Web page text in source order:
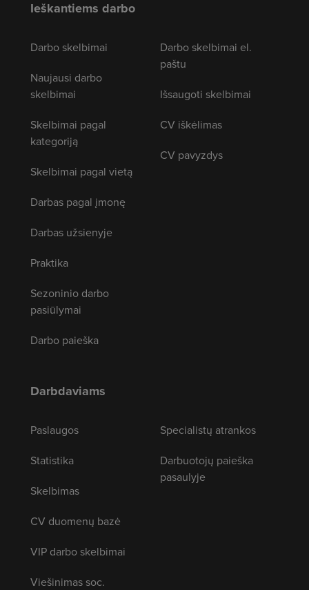
Ieškantiems darbo
Darbo skelbimai
Naujausi darbo
skelbimai
Skelbimai pagal
kategoriją
Skelbimai pagal vietą
Darbas pagal įmonę
Darbas užsienyje
Praktika
Sezoninio darbo
pasiūlymai
Darbo paieška
Darbo skelbimai el.
paštu
Išsaugoti skelbimai
CV iškėlimas
CV pavyzdys
Darbdaviams
Paslaugos
Statistika
Skelbimas
CV duomenų bazė
VIP darbo skelbimai
Viešinimas soc.
Specialistų atrankos
Darbuotojų paieška
pasaulyje